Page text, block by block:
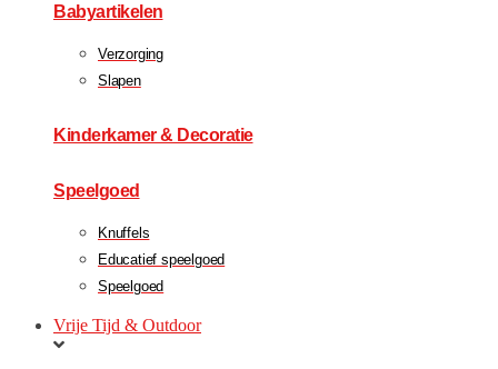
Babyartikelen
Verzorging
Slapen
Kinderkamer & Decoratie
Speelgoed
Knuffels
Educatief speelgoed
Speelgoed
Vrije Tijd & Outdoor